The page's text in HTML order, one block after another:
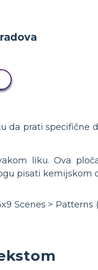
da prati specifične
liku. Ova
pisati kemijskom
Scenes > Patterns